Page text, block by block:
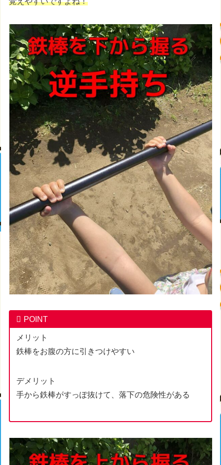
POINT
メリット
鉄棒をお腹の方に引きつけやすい
デメリット
手から鉄棒がすっぽ抜けて、落下の危険性がある